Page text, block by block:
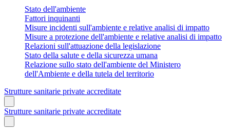
Stato dell'ambiente
Fattori inquinanti
Misure incidenti sull'ambiente e relative analisi di impatto
Misure a protezione dell'ambiente e relative analisi di impatto
Relazioni sull'attuazione della legislazione
Stato della salute e della sicurezza umana
Relazione sullo stato dell'ambiente del Ministero
dell'Ambiente e della tutela del territorio
Strutture sanitarie private accreditate
Strutture sanitarie private accreditate